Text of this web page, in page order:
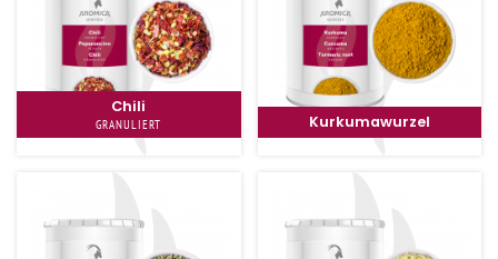
Chili
GRANULIERT Kurkumawurzel